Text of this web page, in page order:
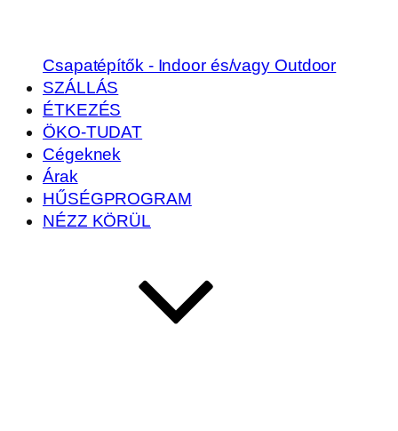
Csapatépítők - Indoor és/vagy Outdoor
SZÁLLÁS
ÉTKEZÉS
ÖKO-TUDAT
Cégeknek
Árak
HŰSÉGPROGRAM
NÉZZ KÖRÜL